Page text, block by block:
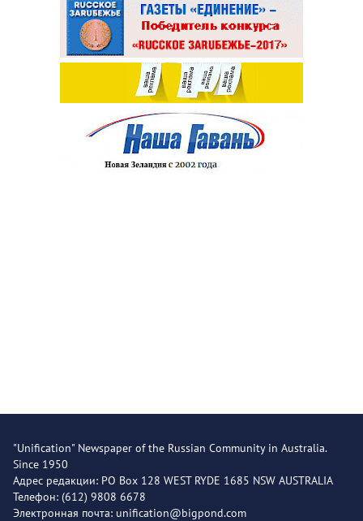
"Unification" Newspaper of the Russian Community in Australia.
Since 1950
Адрес редакции: PO Box 128 WEST RYDE 1685 NSW AUSTRALIA
Телефон: (612) 9808 6678
Электронная почта: unification@bigpond.com